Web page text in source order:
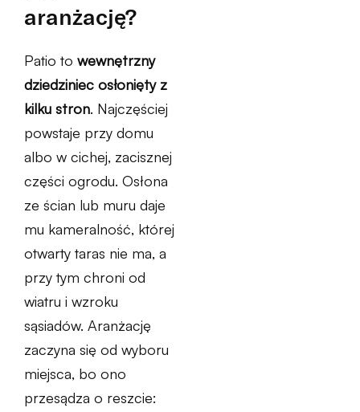
aranżację?
Patio to wewnętrzny
dziedziniec osłonięty z
kilku stron. Najczęściej
powstaje przy domu
albo w cichej, zacisznej
części ogrodu. Osłona
ze ścian lub muru daje
mu kameralność, której
otwarty taras nie ma, a
przy tym chroni od
wiatru i wzroku
sąsiadów. Aranżację
zaczyna się od wyboru
miejsca, bo ono
przesądza o reszcie: